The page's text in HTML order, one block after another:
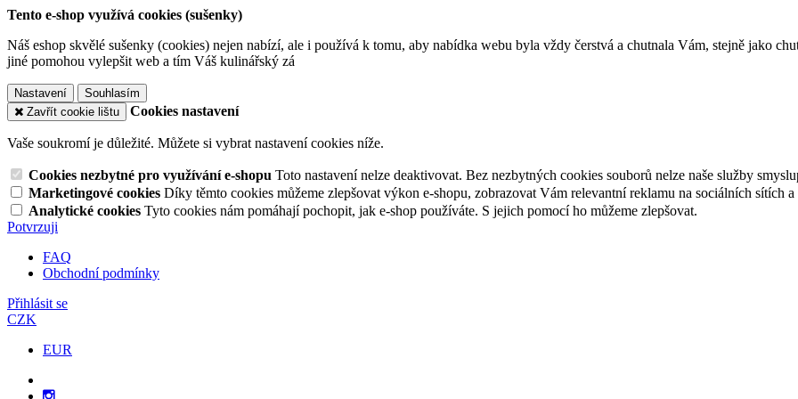
Tento e-shop využívá cookies (sušenky)
Náš eshop skvělé sušenky (cookies) nejen nabízí, ale i používá k tomu, aby nabídka webu byla vždy čerstvá a chutnala Vám, stejně jako
jiné pomohou vylepšit web a tím Váš kulinářský zá
Nastavení
Souhlasím
Zavřít cookie lištu
Cookies nastavení
Vaše soukromí je důležité. Můžete si vybrat nastavení cookies níže.
Cookies nezbytné pro využívání e-shopu Toto nastavení nelze deaktivovat. Bez nezbytných cookies souborů nelze naše služby
Marketingové cookies Díky těmto cookies můžeme zlepšovat výkon e-shopu, zobrazovat Vám relevantní reklamu na sociálních sítích
Analytické cookies Tyto cookies nám pomáhají pochopit, jak e-shop používáte. S jejich pomocí ho můžeme zlepšovat.
Potvrzuji
FAQ
Obchodní podmínky
Přihlásit se
CZK
EUR